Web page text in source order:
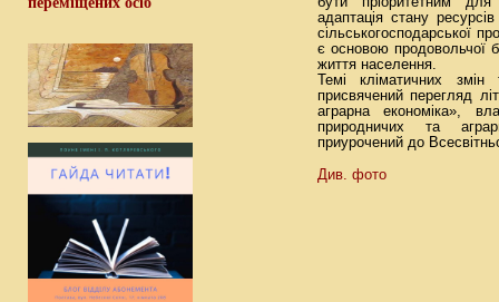
адаптація стану
сільськогосподарської
є основою продовольчої
життя населення.
Темі кліматичних
присвячений перегляд
аграрна економіка»,
природничих та
приурочений до
Див. фото